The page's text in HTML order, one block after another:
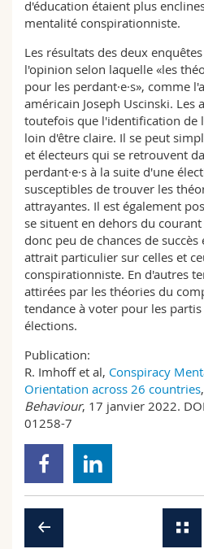
d'éducation étaient plus
mentalité conspirationniste.
Les résultats des deux
l'opinion selon laquelle «les
pour les perdant·e·s», comme
américain Joseph Uscinski. Les
toutefois que l'identification de
loin d'être claire. Il se peut
et électeurs qui se retrouvent
perdant·e·s à la suite d'une
susceptibles de trouver les
attrayantes. Il est également
se situent en dehors du
donc peu de chances de
attrait particulier sur celles et
conspirationniste. En d'autres
attirées par les théories du
tendance à voter pour les
élections.
Publication:
R. Imhoff et al, Conspiracy
Orientation across 26 countries,
Behaviour, 17 janvier 2022.
01258-7